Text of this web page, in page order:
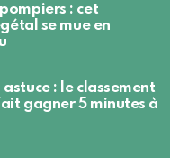
: cet
se mue en
: le classement
gagner 5 minutes à